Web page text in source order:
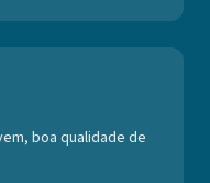
boa qualidade de